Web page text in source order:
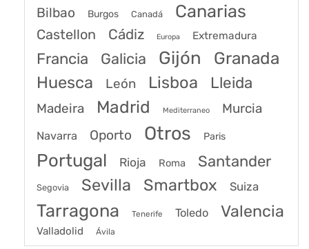
Bilbao Burgos Canadá Canarias
Castellon Cádiz Europa Extremadura
Francia Galicia Gijón Granada
Huesca León Lisboa Lleida
Madeira Madrid Mediterraneo Murcia
Navarra Oporto Otros Paris
Portugal Rioja Roma Santander
Segovia Sevilla Smartbox Suiza
Tarragona Tenerife Toledo Valencia
Valladolid Ávila